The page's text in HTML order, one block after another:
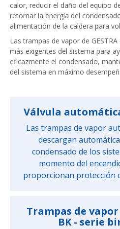
calor, reducir el daño del equipo
retornar la energía del
alimentación de la caldera para
Las trampas de vapor de
más exigentes del sistema para
eficazmente el condensado,
del sistema en máximo
Válvula
Las trampas de vapor
descargan
condensado de los
momento del
proporcionan protección
Trampas de
BK - serie